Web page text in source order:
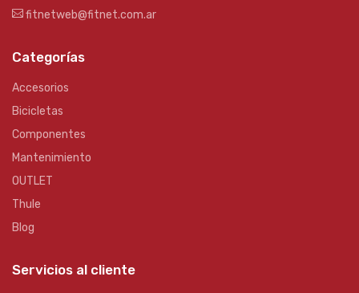
fitnetweb@fitnet.com.ar
Categorías
Accesorios
Bicicletas
Componentes
Mantenimiento
OUTLET
Thule
Blog
Servicios al cliente